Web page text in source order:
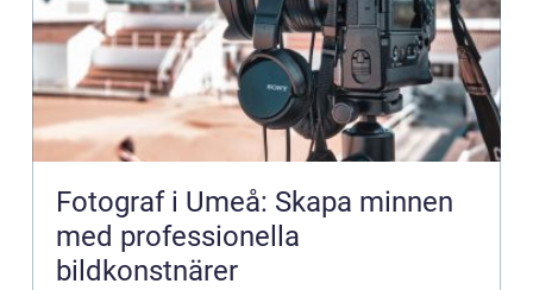
Fotograf i Umeå: Skapa minnen
med professionella
bildkonstnärer